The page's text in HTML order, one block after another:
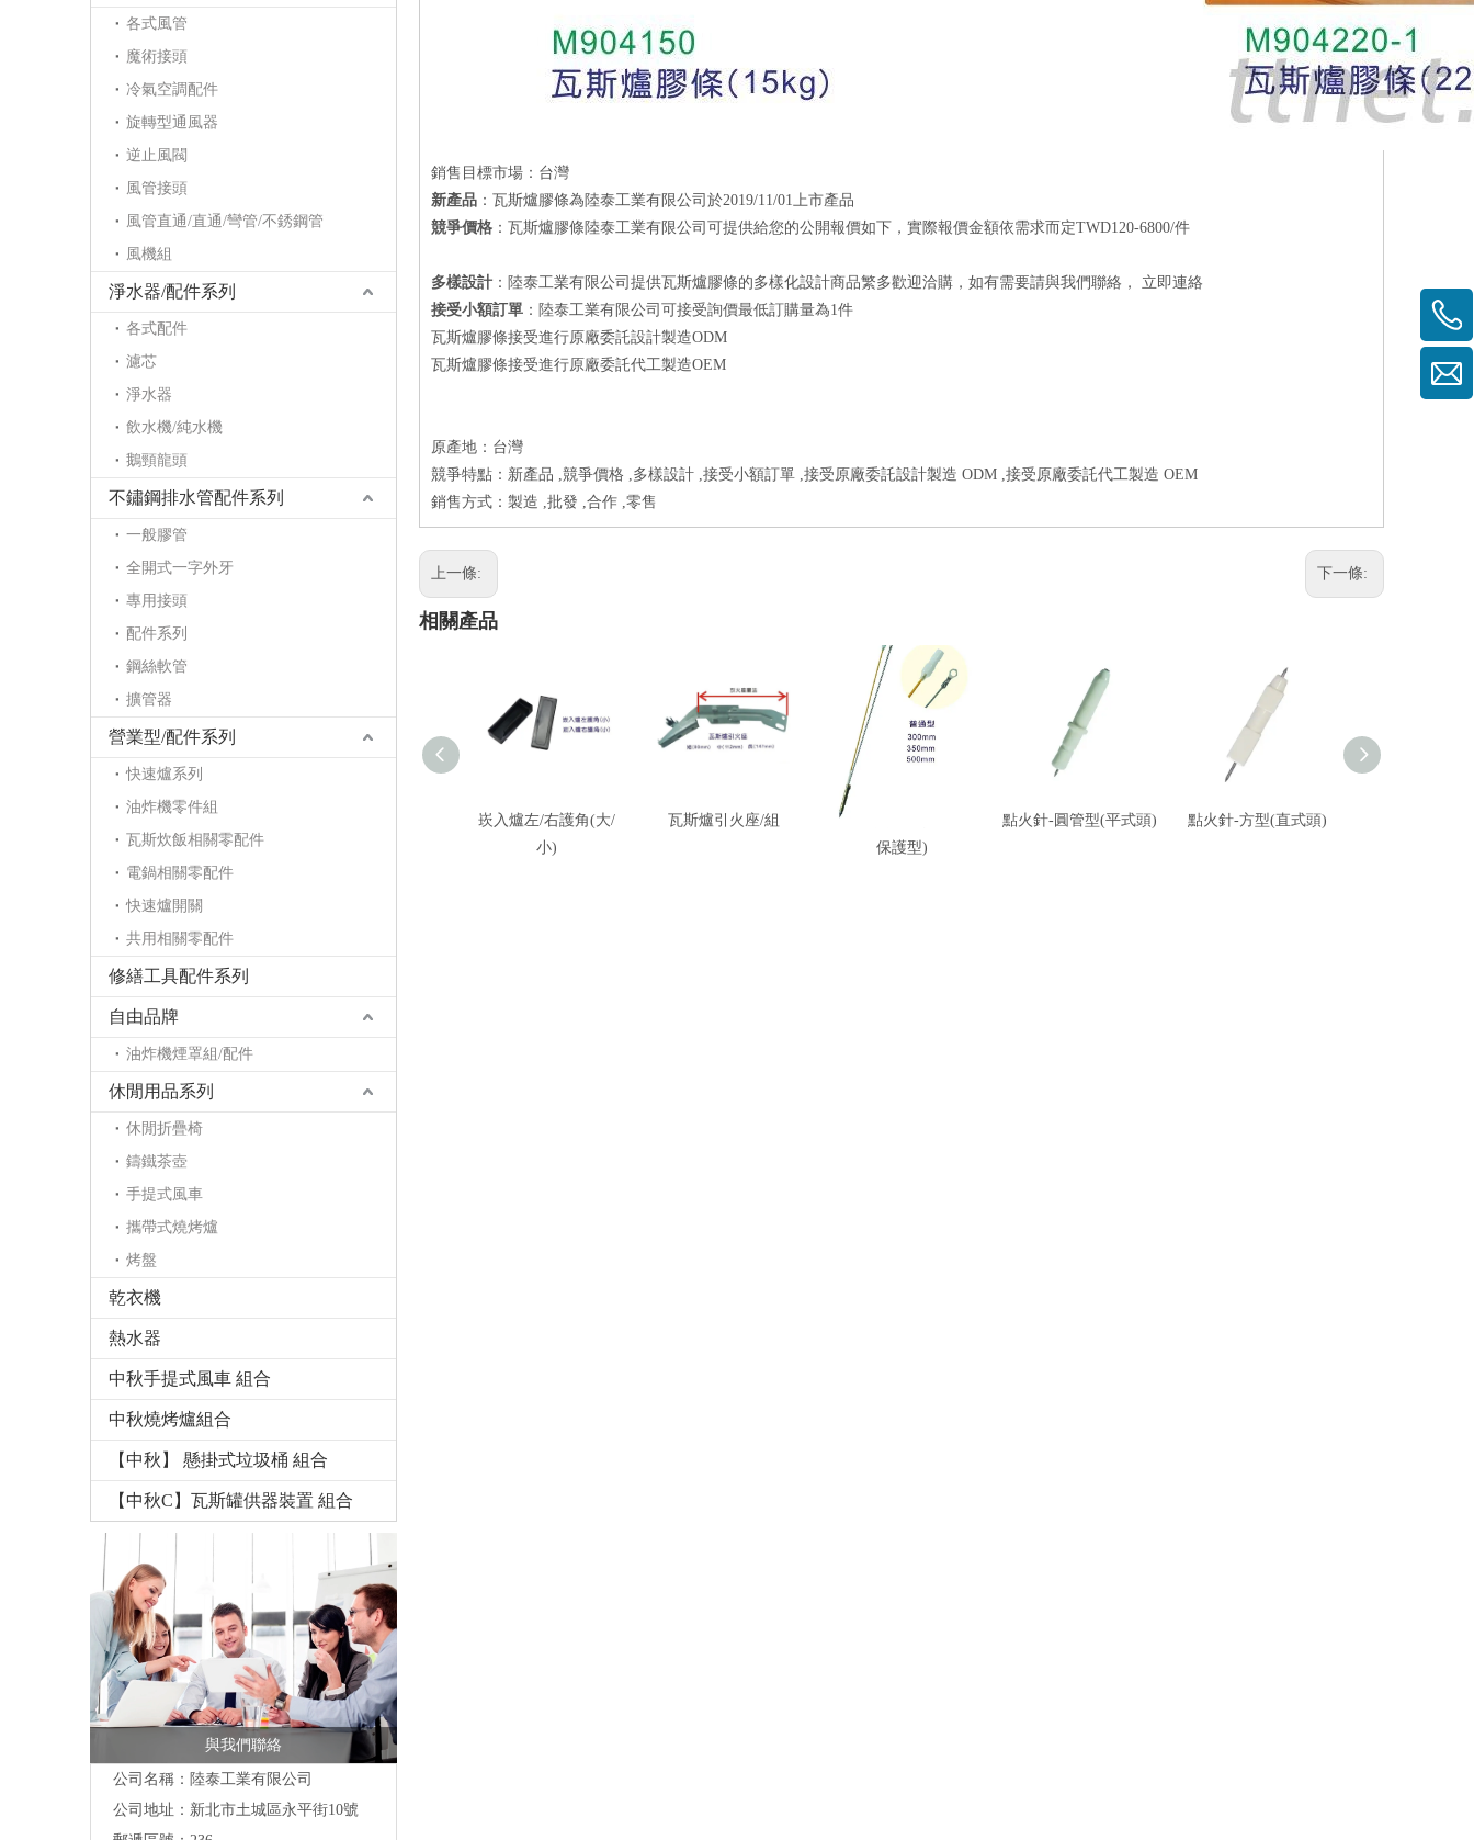
各式風管
魔術接頭
冷氣空調配件
旋轉型通風器
逆止風閥
風管接頭
風管直通/直通/彎管/不銹鋼管
風機組
淨水器/配件系列
各式配件
濾芯
淨水器
飲水機/純水機
鵝頸龍頭
不鏽鋼排水管配件系列
一般膠管
全開式一字外牙
專用接頭
配件系列
鋼絲軟管
擴管器
營業型/配件系列
快速爐系列
油炸機零件組
瓦斯炊飯相關零配件
電鍋相關零配件
快速爐開關
共用相關零配件
修繕工具配件系列
自由品牌
油炸機煙罩組/配件
休閒用品系列
休閒折疊椅
鑄鐵茶壺
手提式風車
攜帶式燒烤爐
烤盤
乾衣機
熱水器
中秋手提式風車 組合
中秋燒烤爐組合
【中秋】 懸掛式垃圾桶 組合
【中秋C】瓦斯罐供器裝置 組合
與我們聯絡
公司名稱：陸泰工業有限公司
公司地址： 新北市土城區永平街10號
銷售目標市場：台灣
新產品 ：瓦斯爐膠條為陸泰工業有限公司於2019/11/01上市產品
競爭價格 ：瓦斯爐膠條陸泰工業有限公司可提供給您的公開報價如下，實際報價金額依需求而定TWD120-6800/件
多樣設計 ：陸泰工業有限公司提供瓦斯爐膠條的多樣化設計商品繁多歡迎洽購，如有需要請與我們聯絡， 立即連絡
接受小額訂單 ：陸泰工業有限公司可接受詢價最低訂購量為1件
瓦斯爐膠條接受進行原廠委託設計製造ODM
瓦斯爐膠條接受進行原廠委託代工製造OEM
原產地：台灣
競爭特點：新產品 ,競爭價格 ,多樣設計 ,接受小額訂單 ,接受原廠委託設計製造 ODM ,接受原廠委託代工製造 OEM
銷售方式：製造 ,批發 ,合作 ,零售
上一條: 下一條:
相關產品
崁入爐左/右護角(大/
小)
瓦斯爐引火座/組
瓦斯爐熱電偶(普通型/
保護型)
點火針-圓管型(平式頭) 點火針-方型(直式頭)